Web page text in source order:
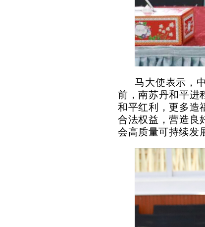
马大使表示，
前，南苏丹和平进
和平红利，更多造
合法权益，营造良
会高质量可持续发